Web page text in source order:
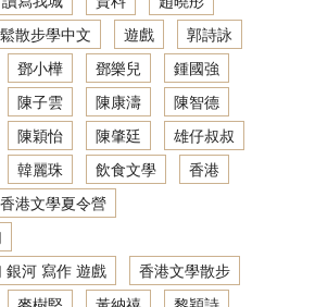
散步學中文 遊戲
郭詩詠
鄧小樺 鄧樂兒
鍾國強
陳子雲 陳康濤
陳智德
陳穎怡 陳肇廷
雄仔叔叔
韓麗珠 飲食文學
香港
香港文學夏令營
銀河 寫作 遊戲
香港文學散步